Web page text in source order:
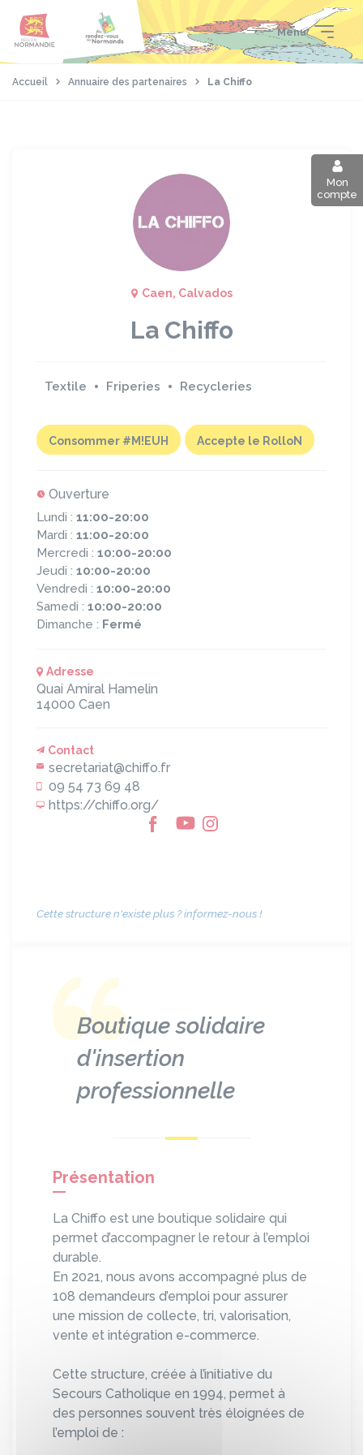
contenu
pied
Menu
Mon
compte
Accueil Annuaire des partenaires La Chiffo
Caen, Calvados
La Chiffo
Textile Friperies Recycleries
Consommer #M!EUH Accepte le RolloN
Ouverture
Lundi : 11:00-20:00
Mardi : 11:00-20:00
Mercredi : 10:00-20:00
Jeudi : 10:00-20:00
Vendredi : 10:00-20:00
Samedi : 10:00-20:00
Dimanche : Fermé
Adresse
Quai Amiral Hamelin
14000 Caen
Contact
secretariat@chiffo.fr
09 54 73 69 48
https://chiffo.org/
Cette structure n'existe plus ? informez-nous !
Boutique solidaire
d'insertion
professionnelle
Présentation
La Chiffo est une boutique solidaire qui
permet d’accompagner le retour à l’emploi
durable.
En 2021, nous avons accompagné plus de
108 demandeurs d’emploi pour assurer
une mission de collecte, tri, valorisation,
vente et intégration e-commerce.
Cette structure, créée à l’initiative du
Secours Catholique en 1994, permet à
des personnes souvent très éloignées de
l’emploi de :
Panneau de gestion des cookies